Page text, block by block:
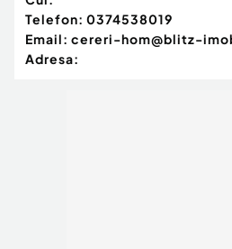
Telefon: 0374538019
Email: cereri-hom@blitz-
Adresa: